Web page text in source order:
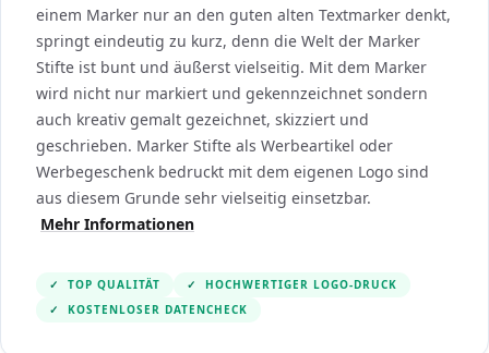
einem Marker nur an den guten alten Textmarker denkt,
springt eindeutig zu kurz, denn die Welt der Marker
Stifte ist bunt und äußerst vielseitig. Mit dem Marker
wird nicht nur markiert und gekennzeichnet sondern
auch kreativ gemalt gezeichnet, skizziert und
geschrieben. Marker Stifte als Werbeartikel oder
Werbegeschenk bedruckt mit dem eigenen Logo sind
aus diesem Grunde sehr vielseitig einsetzbar.
Mehr Informationen
✓ TOP QUALITÄT ✓
HOCHWERTIGER LOGO-DRUCK
✓
KOSTENLOSER DATENCHECK